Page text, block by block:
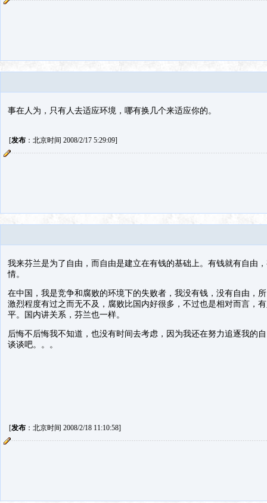
事在人为，只有人去适应环境，哪有换几个来适应你的。
[发布：北京时间 2008/2/17 5:29:09]
我来芬兰是为了自由，而自由是建立在有钱的基础上。有钱就有自由
情。
在中国，我是竞争和腐败的环境下的失败者，我没有钱，没有自由，
激烈程度有过之而无不及，腐败比国内好很多，不过也是相对而言，
平。国内讲关系，芬兰也一样。
后悔不后悔我不知道，也没有时间去考虑，因为我还在努力追逐我的
谈谈吧。。。
[发布：北京时间 2008/2/18 11:10:58]